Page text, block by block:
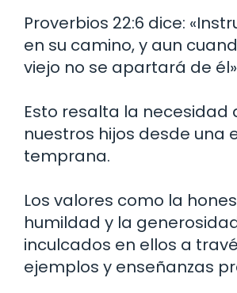
Proverbios 22:6 dice:
en su camino, y aun
viejo no se apartará de
Esto resalta la necesidad
nuestros hijos desde una
temprana.
Los valores como la
humildad y la
inculcados en ellos a
ejemplos y enseñanzas